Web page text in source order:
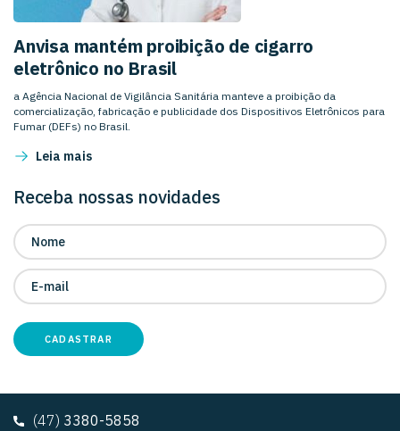
Anvisa mantém proibição de cigarro
eletrônico no Brasil
a Agência Nacional de Vigilância Sanitária manteve a proibição da
comercialização, fabricação e publicidade dos Dispositivos Eletrônicos para
Fumar (DEFs) no Brasil.
Leia mais
Receba nossas novidades
CADASTRAR
(47) 3380-5858